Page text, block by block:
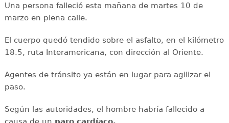
Una persona falleció esta mañana de martes 10 de
marzo en plena calle.
El cuerpo quedó tendido sobre el asfalto, en el kilómetro
18.5, ruta Interamericana, con dirección al Oriente.
Agentes de tránsito ya están en lugar para agilizar el
paso.
Según las autoridades, el hombre habría fallecido a